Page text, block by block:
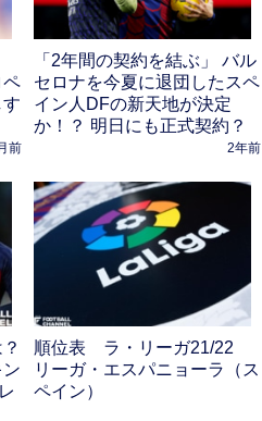
ペ
前
「2年間の契約を結ぶ」 バル
セロナを今夏に退団したスペ
イン人DFの新天地が決定
か！？ 明日にも正式契約？
2年前
順位表 ラ・リーガ21/22
リーガ・エスパニョーラ（ス
ペイン）